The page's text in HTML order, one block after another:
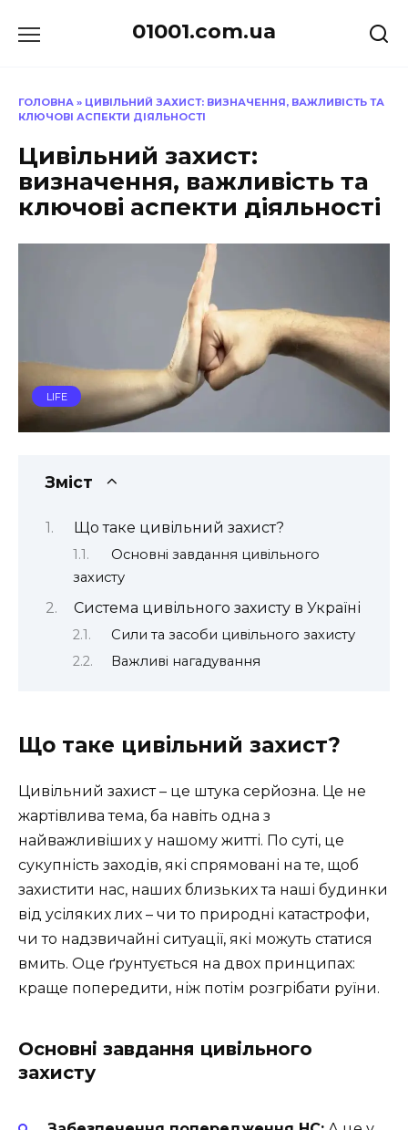
до
01001.com.ua
ГОЛОВНА » ЦИВІЛЬНИЙ ЗАХИСТ: ВИЗНАЧЕННЯ, ВАЖЛИВІСТЬ ТА
КЛЮЧОВІ АСПЕКТИ ДІЯЛЬНОСТІ
Цивільний захист:
визначення, важливість та
ключові аспекти діяльності
LIFE
Зміст
Що таке цивільний захист?
Основні завдання цивільного
захисту
Система цивільного захисту в Україні
Сили та засоби цивільного захисту
Важливі нагадування
Що таке цивільний захист?
Цивільний захист – це штука серйозна. Це не
жартівлива тема, ба навіть одна з
найважливіших у нашому житті. По суті, це
сукупність заходів, які спрямовані на те, щоб
захистити нас, наших близьких та наші будинки
від усіляких лих – чи то природні катастрофи,
чи то надзвичайні ситуації, які можуть статися
вмить. Оце ґрунтується на двох принципах:
краще попередити, ніж потім розгрібати руїни.
Основні завдання цивільного
захисту